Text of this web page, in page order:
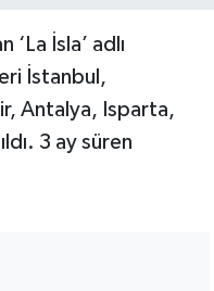
‘La İsla’ adlı
İstanbul,
Antalya, Isparta,
3 ay süren